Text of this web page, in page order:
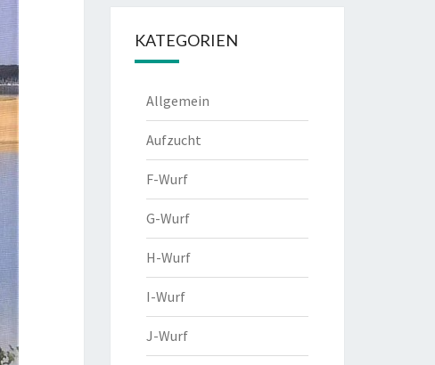
KATEGORIEN
Allgemein
Aufzucht
F-Wurf
G-Wurf
H-Wurf
I-Wurf
J-Wurf